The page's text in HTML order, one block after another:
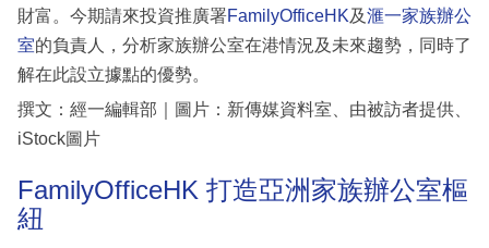
財富。今期請來投資推廣署FamilyOfficeHK及滙一家族辦公
室的負責人，分析家族辦公室在港情況及未來趨勢，同時了
解在此設立據點的優勢。
撰文：經一編輯部｜圖片：新傳媒資料室、由被訪者提供、
iStock圖片
FamilyOfficeHK 打造亞洲家族辦公室樞
紐